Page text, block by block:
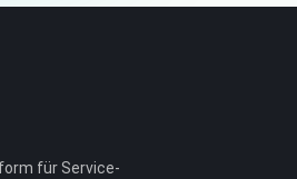
für Service-